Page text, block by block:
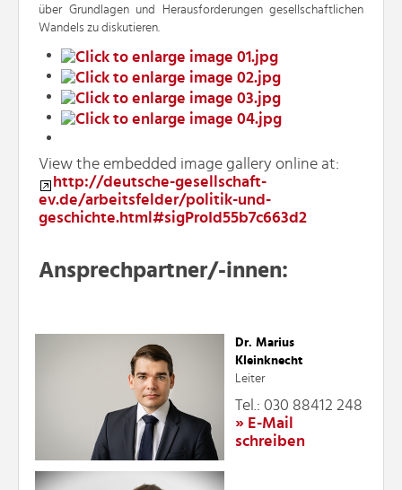
über Grundlagen und Herausforderungen gesellschaftlichen
Wandels zu diskutieren.
View the embedded image gallery online at:
http://deutsche-gesellschaft-
ev.de/arbeitsfelder/politik-und-
geschichte.html#sigProId55b7c663d2
Ansprechpartner/-innen:
Dr. Marius
Kleinknecht
Leiter
Tel.: 030 88412 248
» E-Mail
schreiben